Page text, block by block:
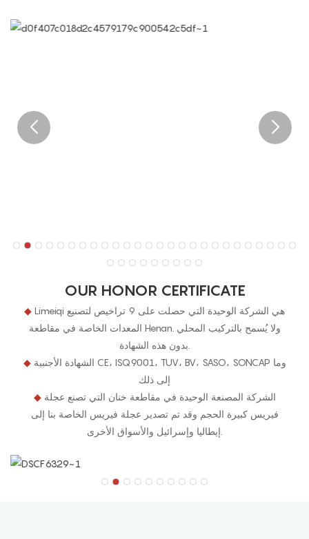
OUR HONOR CERTIFICATE
◆ Limeiqi هي الشركة الوحيدة التي حصلت على 9 تراخيص لتصنيع
المعدات الخاصة في مقاطعة Henan. ولا يُسمح بالتركيب المحلي
◆ الشهادة الأجنبية CE، ISQ9001، TUV، BV، SASO، SONCAP وما
إلى ذلك
◆ الشركة المصنعة الوحيدة في مقاطعة خنان التي تصنع عجلة
فيريس كبيرة الحجم وقد تم تصدير عجلة فيريس الخاصة بنا إلى